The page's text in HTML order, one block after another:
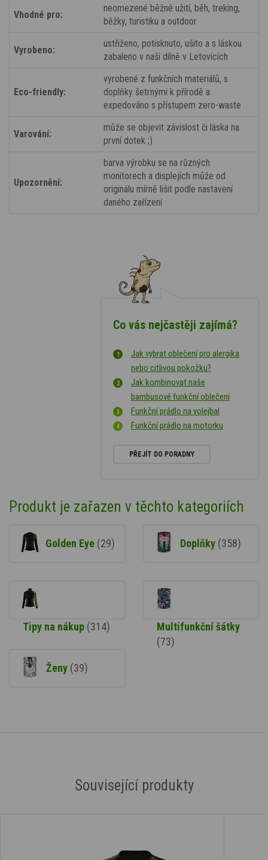
Vhodné pro:
neomezené běžné užití, běh, treking,
běžky, turistiku a outdoor
Vyrobeno:
ustřiženo, potisknuto, ušito a s láskou
zabaleno v naší dílně v Letovicích
Eco-friendly:
vyrobené z funkčních materiálů, s
doplňky šetrnými k přírodě a
expedováno s přístupem zero-waste
Varování:
může se objevit závislost či láska na
první dotek ;)
Upozornění:
barva výrobku se na různých
monitorech a displejích může od
originálu mírně lišit podle nastavení
daného zařízení
Co vás nejčastěji zajímá?
Jak vybrat oblečení pro alergika
nebo citlivou pokožku?
Jak kombinovat naše
bambusové funkční oblečení
Funkční prádlo na volejbal
Funkční prádlo na motorku
PŘEJÍT DO PORADNY
Produkt je zařazen v těchto kategoriích
Golden Eye (29) Doplňky (358)
Tipy na nákup (314)
Multifunkční šátky
(73)
Ženy (39)
Související produkty